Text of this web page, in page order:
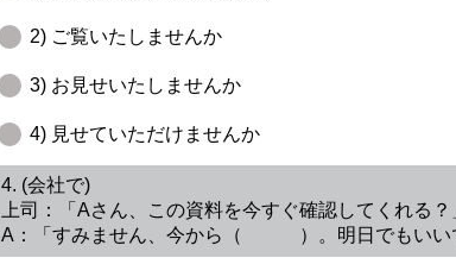
2) ご覧いたしませんか
3) お見せいたしませんか
4) 見せていただけませんか
4. (会社で)
上司：「Aさん、この資料を今すぐ確認してくれる？
A：「すみません、今から（ ）。明日でもいい